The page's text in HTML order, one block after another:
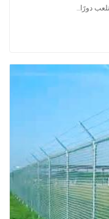
دورًا…